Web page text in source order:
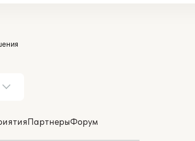
ПартнерыФорум